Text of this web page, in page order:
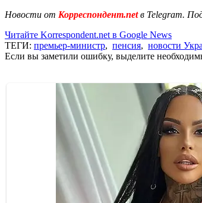
Новости от Корреспондент.netв Telegram.
Читайте Korrespondent.net в Google News
ТЕГИ: премьер-министр, пенсия, новости
Если вы заметили ошибку, выделите